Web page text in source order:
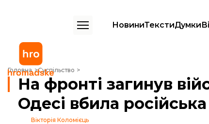
НовиниТекстиДумки
Головна Суспільство
На фронті загинув військовий, сімʼю якого в Одесі вбила
На фронті загинув
Одесі вбила
Вікторія Коломієць